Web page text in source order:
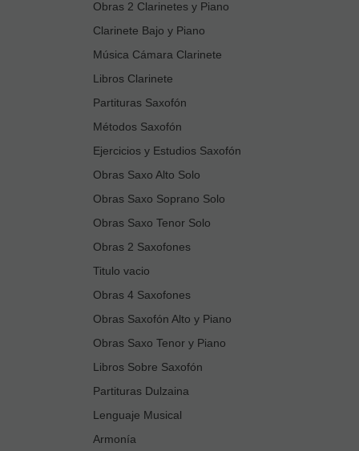
Obras 2 Clarinetes y Piano
Clarinete Bajo y Piano
Música Cámara Clarinete
Libros Clarinete
Partituras Saxofón
Métodos Saxofón
Ejercicios y Estudios Saxofón
Obras Saxo Alto Solo
Obras Saxo Soprano Solo
Obras Saxo Tenor Solo
Obras 2 Saxofones
Titulo vacio
Obras 4 Saxofones
Obras Saxofón Alto y Piano
Obras Saxo Tenor y Piano
Libros Sobre Saxofón
Partituras Dulzaina
Lenguaje Musical
Armonía